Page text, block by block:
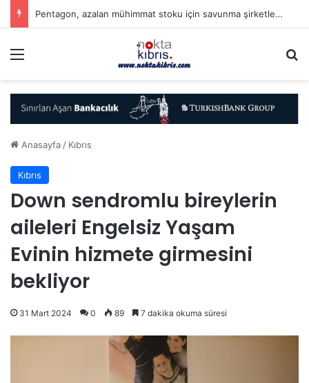
Pentagon, azalan mühimmat stoku için savunma şirketlerinden hızlanmalarını istedi
Anasayfa / Kıbrıs
Kıbrıs
Down sendromlu bireylerin
aileleri Engelsiz Yaşam
Evinin hizmete girmesini
bekliyor
31 Mart 2024 0 89 7 dakika okuma süresi